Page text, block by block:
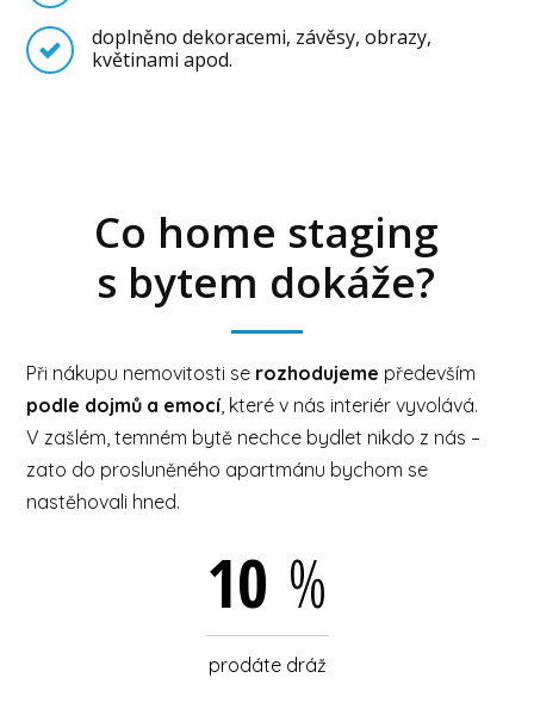
doplněno dekoracemi, závěsy, obrazy,
květinami apod.
Co home staging
s bytem dokáže?
Při nákupu nemovitosti se rozhodujeme především
podle dojmů a emocí, které v nás interiér vyvolává.
V zašlém, temném bytě nechce bydlet nikdo z nás –
zato do prosluněného apartmánu bychom se
nastěhovali hned.
10 %
prodáte dráž